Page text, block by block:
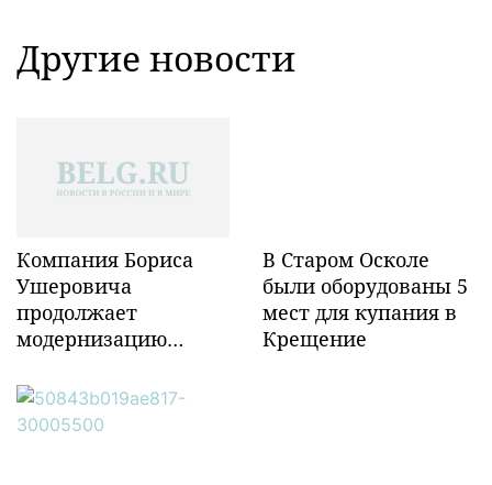
Другие новости
Компания Бориса
Ушеровича
продолжает
модернизацию
инфраструктуры в
Забайкалье
В Старом Осколе
были оборудованы 5
мест для купания в
Крещение